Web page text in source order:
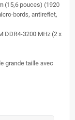
(15,6 pouces) (1920
bords, antireflet,
DDR4-3200 MHz (2 x
grande taille avec